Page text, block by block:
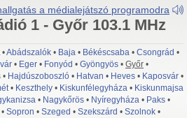
a médialejátszó programodra
1 - Győr 103.1 MHz
•Abádszalók • Baja • Békéscsaba • Csongrád •
• Eger • Fonyód • Gyöngyös • Győr •
• Hajdúszoboszló • Hatvan • Heves • Kaposvár •
• Keszthely • Kiskunfélegyháza • Kiskunmajsa
• Nagykőrös • Nyíregyháza • Paks •
• Sopron • Szeged • Szekszárd • Szolnok •